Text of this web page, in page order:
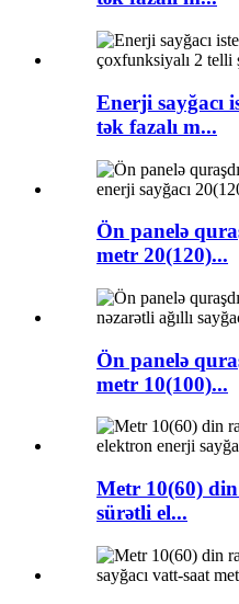
Enerji sayğacı
tək fazalı m...
Ön panelə
metr 20(120)...
Ön panelə
metr 10(100)...
Metr 10(60)
sürətli el...